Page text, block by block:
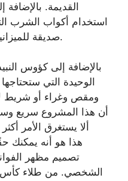
القديمة.
استخدام أكواب الشرب
خزانتك، فهي أيضًا أداة DIY صديقة للميزانية.
بالإضافة إلى كؤوس
الوحيدة التي
ومقص وغراء أو شريط
أن هذا المشروع سريع
ألا يستغرق الأمر
تصميم مظهر
الشخصي. من طلاء كأس